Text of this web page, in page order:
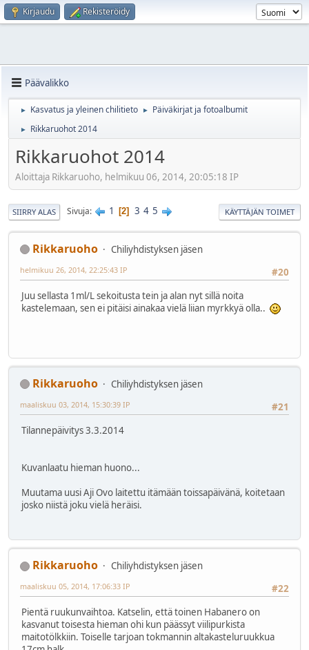
Kirjaudu Rekisteröidy
Päävalikko
► Kasvatus ja yleinen chilitieto ► Päiväkirjat ja fotoalbumit
► Rikkaruohot 2014
Rikkaruohot 2014
Aloittaja Rikkaruoho, helmikuu 06, 2014, 20:05:18 IP
SIIRRY ALAS Sivuja 1 2 3 4 5 KÄYTTÄJÄN TOIMET
Rikkaruoho
Chiliyhdistyksen jäsen
#20
helmikuu 26, 2014, 22:25:43 IP
Juu sellasta 1ml/L sekoitusta tein ja alan nyt sillä noita
kastelemaan, sen ei pitäisi ainakaa vielä liian myrkkyä olla..
Rikkaruoho
Chiliyhdistyksen jäsen
#21
maaliskuu 03, 2014, 15:30:39 IP
Tilannepäivitys 3.3.2014
Kuvanlaatu hieman huono...
Muutama uusi Aji Ovo laitettu itämään toissapäivänä, koitetaan
josko niistä joku vielä heräisi.
Rikkaruoho
Chiliyhdistyksen jäsen
#22
maaliskuu 05, 2014, 17:06:33 IP
Pientä ruukunvaihtoa. Katselin, että toinen Habanero on
kasvanut toisesta hieman ohi kun päässyt viilipurkista
maitotölkkiin. Toiselle tarjoan tokmannin altakasteluruukkua